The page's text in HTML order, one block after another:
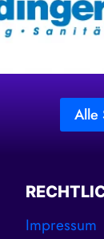
Alle
Impressum